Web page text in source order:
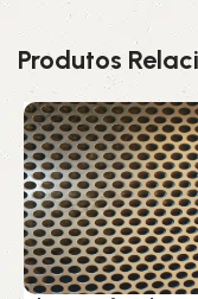
Produtos